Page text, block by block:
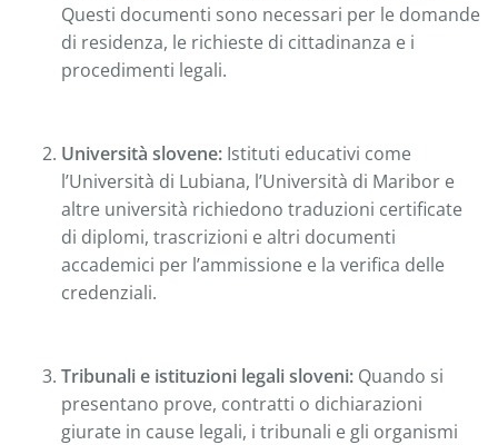
Questi documenti sono necessari per le domande
di residenza, le richieste di cittadinanza e i
procedimenti legali.
Università slovene: Istituti educativi come
l’Università di Lubiana, l’Università di Maribor e
altre università richiedono traduzioni certificate
di diplomi, trascrizioni e altri documenti
accademici per l’ammissione e la verifica delle
credenziali.
Tribunali e istituzioni legali sloveni: Quando si
presentano prove, contratti o dichiarazioni
giurate in cause legali, i tribunali e gli organismi